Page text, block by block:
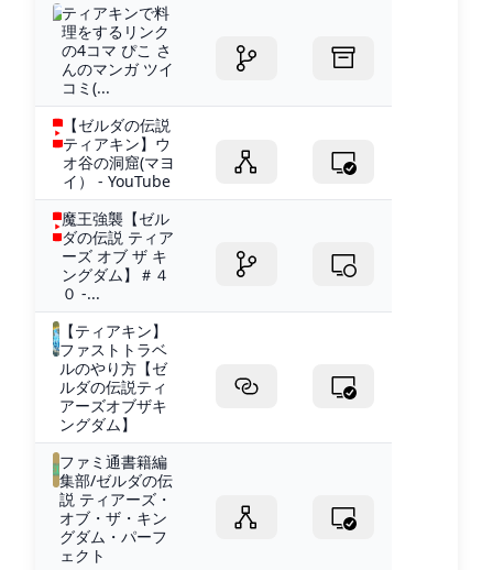
ティアキンで料
理をするリンク
の4コマ ぴこ さ
んのマンガ ツイ
コミ(...
【ゼルダの伝説
ティアキン】ウ
オ谷の洞窟(マヨ
イ） - YouTube
魔王強襲【ゼル
ダの伝説 ティア
ーズ オブ ザ キ
ングダム】＃４
０ -...
【ティアキン】
ファストトラベ
ルのやり方【ゼ
ルダの伝説ティ
アーズオブザキ
ングダム】
ファミ通書籍編
集部/ゼルダの伝
説 ティアーズ・
オブ・ザ・キン
グダム・パーフ
ェクト